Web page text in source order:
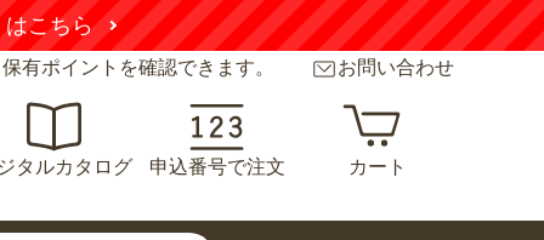
はこちら
有ポイントを確認できます。 お問い合わせ
タルカタログ 申込番号で注文 カート